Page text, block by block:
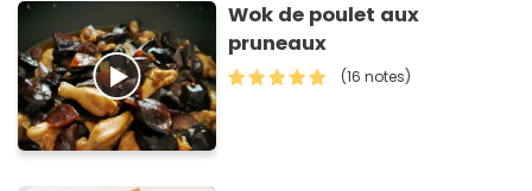
Wok de poulet aux
pruneaux
(16 notes)